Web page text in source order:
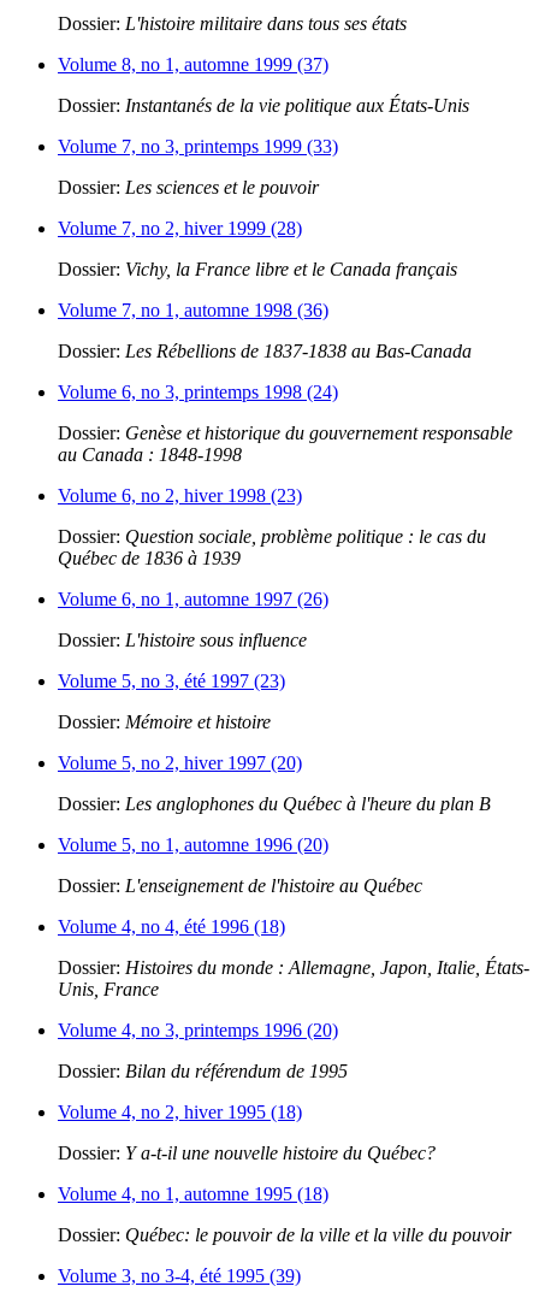
Dossier: L'histoire militaire dans tous ses états
Volume 8, no 1, automne 1999 (37)
Dossier: Instantanés de la vie politique aux États-Unis
Volume 7, no 3, printemps 1999 (33)
Dossier: Les sciences et le pouvoir
Volume 7, no 2, hiver 1999 (28)
Dossier: Vichy, la France libre et le Canada français
Volume 7, no 1, automne 1998 (36)
Dossier: Les Rébellions de 1837-1838 au Bas-Canada
Volume 6, no 3, printemps 1998 (24)
Dossier: Genèse et historique du gouvernement responsable
au Canada : 1848-1998
Volume 6, no 2, hiver 1998 (23)
Dossier: Question sociale, problème politique : le cas du
Québec de 1836 à 1939
Volume 6, no 1, automne 1997 (26)
Dossier: L'histoire sous influence
Volume 5, no 3, été 1997 (23)
Dossier: Mémoire et histoire
Volume 5, no 2, hiver 1997 (20)
Dossier: Les anglophones du Québec à l'heure du plan B
Volume 5, no 1, automne 1996 (20)
Dossier: L'enseignement de l'histoire au Québec
Volume 4, no 4, été 1996 (18)
Dossier: Histoires du monde : Allemagne, Japon, Italie, États-
Unis, France
Volume 4, no 3, printemps 1996 (20)
Dossier: Bilan du référendum de 1995
Volume 4, no 2, hiver 1995 (18)
Dossier: Y a-t-il une nouvelle histoire du Québec?
Volume 4, no 1, automne 1995 (18)
Dossier: Québec: le pouvoir de la ville et la ville du pouvoir
Volume 3, no 3-4, été 1995 (39)